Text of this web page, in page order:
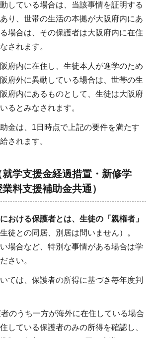
している場合は、当該事情を証明する
り、世帯の生活の本拠が大阪府内にあ
場合は、その保護者は大阪府内に在住
されます。
府内に在住し、生徒本人が進学のため
府外に異動している場合は、世帯の生
府内にあるものとして、生徒は大阪府
るとみなされます。
金は、1日時点で上記の要件を満たす
されます。
学支援金経過措置・新修学
料支援補助金共通）
おける保護者とは、生徒の「親権者」
生徒との同居、別居は問いません）。
場合など、特別な事情がある場合は学
さい。
ては、保護者の所得に基づき毎年度判
のうち一方が海外に在住している場合
している保護者のみの所得を確認し、